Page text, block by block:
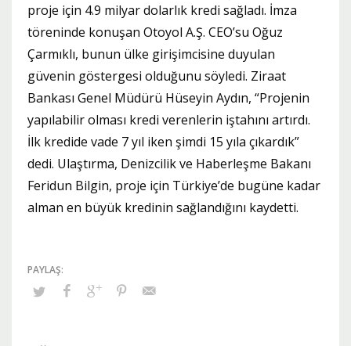
proje için 4.9 milyar dolarlık kredi sağladı. İmza
töreninde konuşan Otoyol A.Ş. CEO’su Oğuz
Çarmıklı, bunun ülke girişimcisine duyulan
güvenin göstergesi olduğunu söyledi. Ziraat
Bankası Genel Müdürü Hüseyin Aydın, “Projenin
yapılabilir olması kredi verenlerin iştahını artırdı.
İlk kredide vade 7 yıl iken şimdi 15 yıla çıkardık”
dedi. Ulaştırma, Denizcilik ve Haberleşme Bakanı
Feridun Bilgin, proje için Türkiye’de bugüne kadar
alman en büyük kredinin sağlandığını kaydetti.